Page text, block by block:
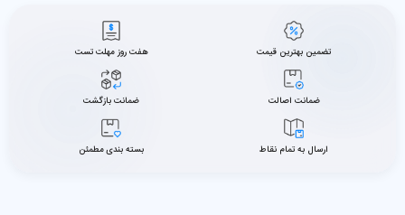
تضمین بهترین قیمت هفت روز مهلت تست
ضمانت اصالت ضمانت بازگشت
ارسال به تمام نقاط بسته بندی مطمئن